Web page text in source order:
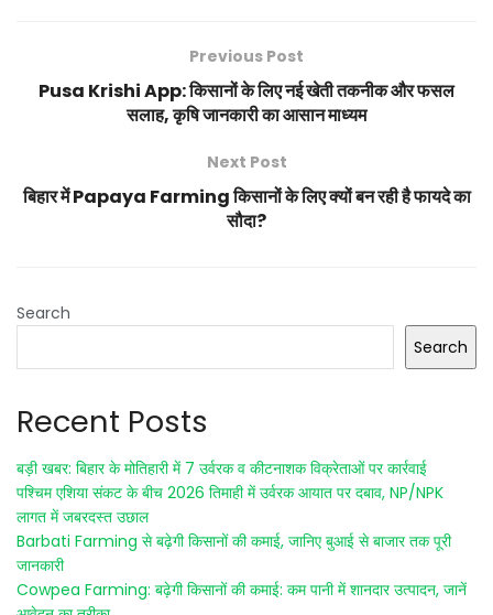
Previous Post
Pusa Krishi App: किसानों के लिए नई खेती तकनीक और फसल
सलाह, कृषि जानकारी का आसान माध्यम
Next Post
बिहार में Papaya Farming किसानों के लिए क्यों बन रही है फायदे का
सौदा?
Search
Search
Recent Posts
बड़ी खबर: बिहार के मोतिहारी में 7 उर्वरक व कीटनाशक विक्रेताओं पर कार्रवाई
पश्चिम एशिया संकट के बीच 2026 तिमाही में उर्वरक आयात पर दबाव, NP/NPK
लागत में जबरदस्त उछाल
Barbati Farming से बढ़ेगी किसानों की कमाई, जानिए बुआई से बाजार तक पूरी
जानकारी
Cowpea Farming: बढ़ेगी किसानों की कमाई: कम पानी में शानदार उत्पादन, जानें